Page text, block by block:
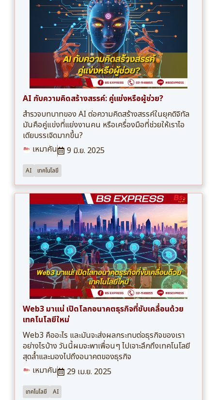
AI กับความคิดสร้างสรรค์: คู่แข่งหรือผู้ช่วย?
สำรวจบทบาทของ AI ต่อความคิดสร้างสรรค์ในยุคดิจิทัล
มันคือคู่แข่งที่แย่งงานคน หรือเครื่องมือที่ช่วยให้เราไอ
เดียบรรเจิดมากขึ้น?
เหมาคัน
9 มิ.ย. 2025
AI เทคโนโลยี
Web3 มาแน่ เปิดโลกอนาคตธุรกิจที่ขับเคลื่อนด้วย
เทคโนโลยีใหม่
Web3 คืออะไร และมันจะส่งผลกระทบต่อธุรกิจของเรา
อย่างไรบ้าง วันนี้ผมจะพาเพื่อนๆ ไปเจาะลึกถึงเทคโนโลยี
สุดล้ำและมองไปถึงอนาคตของธุรกิจ
เหมาคัน
29 เม.ย. 2025
เทคโนโลยี AI